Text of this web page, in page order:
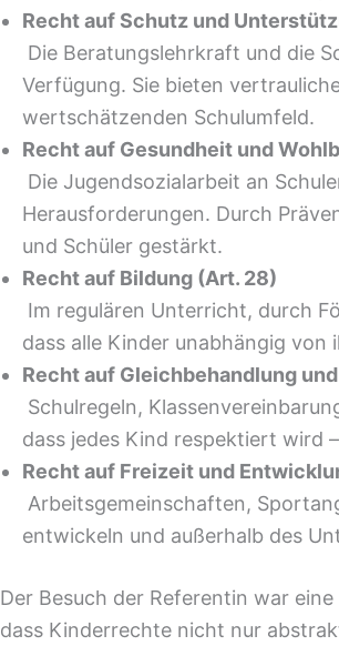
Recht auf Schutz und
Die Beratungslehrkraft und die
Verfügung. Sie bieten
wertschätzenden Schulumfeld.
Recht auf Gesundheit und
Die Jugendsozialarbeit an
Herausforderungen. Durch
und Schüler gestärkt.
Recht auf Bildung (Art. 28)
Im regulären Unterricht, durch
dass alle Kinder unabhängig
Recht auf Gleichbehandlung
Schulregeln,
dass jedes Kind respektiert wird
Recht auf Freizeit und
Arbeitsgemeinschaften,
entwickeln und außerhalb des
Der Besuch der Referentin war
dass Kinderrechte nicht nur